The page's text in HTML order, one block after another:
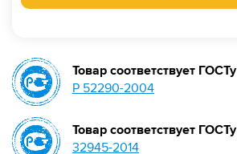
Товар соответствует ГОСТу
Р 52290-2004
Товар соответствует ГОСТу
32945-2014